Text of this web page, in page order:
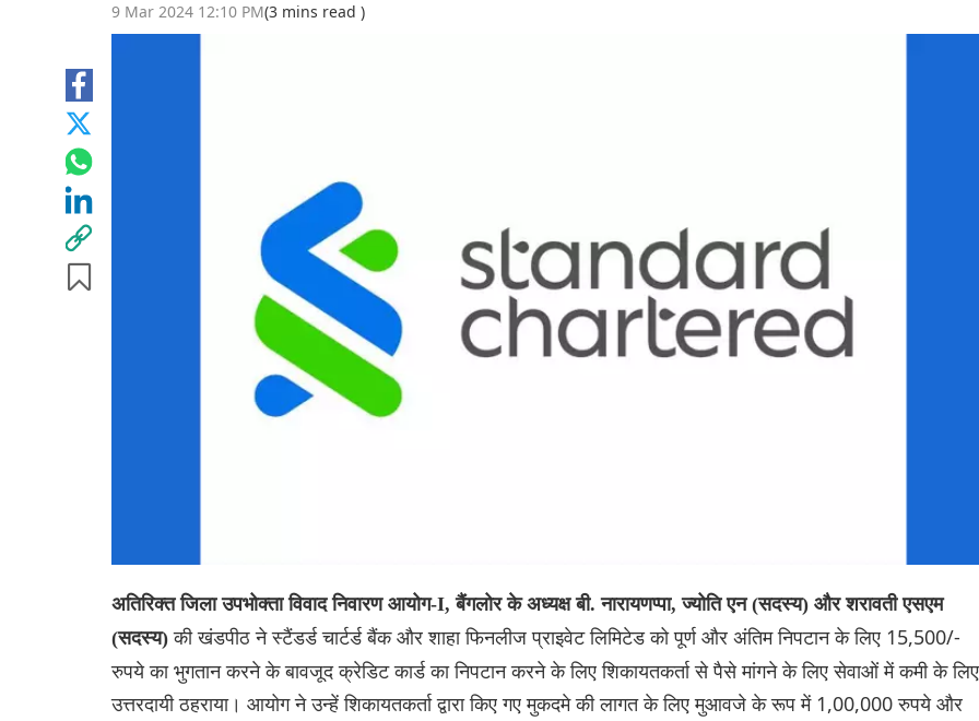
9 Mar 2024 12:10 PM(3 mins read )
अतिरिक्त जिला उपभोक्ता विवाद निवारण आयोग-I, बैंगलोर के अध्यक्ष बी. नारायणप्पा, ज्योति एन (सदस्य) और शरावती एसएम
(सदस्य) की खंडपीठ ने स्टैंडर्ड चार्टर्ड बैंक और शाहा फिनलीज प्राइवेट लिमिटेड को पूर्ण और अंतिम निपटान के लिए 15,500/-
रुपये का भुगतान करने के बावजूद क्रेडिट कार्ड का निपटान करने के लिए शिकायतकर्ता से पैसे मांगने के लिए सेवाओं में कमी के लिए
उत्तरदायी ठहराया। आयोग ने उन्हें शिकायतकर्ता द्वारा किए गए मुकदमे की लागत के लिए मुआवजे के रूप में 1,00,000 रुपये और